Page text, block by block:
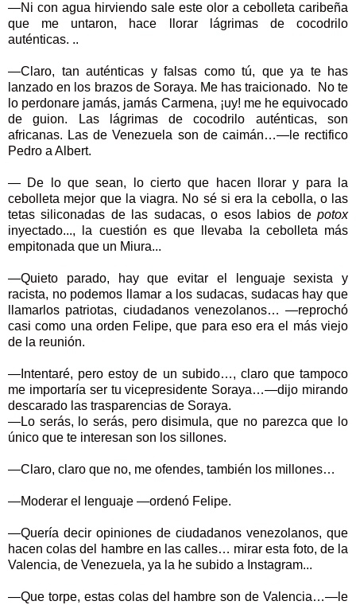
—Ni con agua hirviendo sale este olor a cebolleta caribeña
que me untaron, hace llorar lágrimas de cocodrilo
auténticas. ..
—Claro, tan auténticas y falsas como tú, que ya te has
lanzado en los brazos de Soraya. Me has traicionado. No te
lo perdonare jamás, jamás Carmena, ¡uy! me he equivocado
de guion. Las lágrimas de cocodrilo auténticas, son
africanas. Las de Venezuela son de caimán…—le rectifico
Pedro a Albert.
— De lo que sean, lo cierto que hacen llorar y para la
cebolleta mejor que la viagra. No sé si era la cebolla, o las
tetas siliconadas de las sudacas, o esos labios de potox
inyectado..., la cuestión es que llevaba la cebolleta más
empitonada que un Miura...
—Quieto parado, hay que evitar el lenguaje sexista y
racista, no podemos llamar a los sudacas, sudacas hay que
llamarlos patriotas, ciudadanos venezolanos… —reprochó
casi como una orden Felipe, que para eso era el más viejo
de la reunión.
—Intentaré, pero estoy de un subido…, claro que tampoco
me importaría ser tu vicepresidente Soraya…—dijo mirando
descarado las trasparencias de Soraya.
—Lo serás, lo serás, pero disimula, que no parezca que lo
único que te interesan son los sillones.
—Claro, claro que no, me ofendes, también los millones…
—Moderar el lenguaje —ordenó Felipe.
—Quería decir opiniones de ciudadanos venezolanos, que
hacen colas del hambre en las calles… mirar esta foto, de la
Valencia, de Venezuela, ya la he subido a Instagram...
—Que torpe, estas colas del hambre son de Valencia…—le